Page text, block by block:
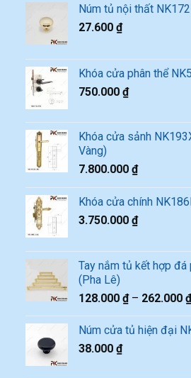
Núm tủ nội thất
27.600 ₫
Khóa cửa phân thể
750.000 ₫
Khóa cửa sảnh
Vàng)
7.800.000 ₫
Khóa cửa chính
3.750.000 ₫
Tay nắm tủ kết hợp
(Pha Lê)
128.000 ₫– 262.000 ₫
Núm cửa tủ hiện đại
38.000 ₫